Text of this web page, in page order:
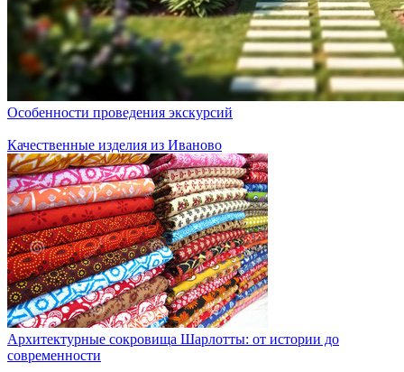
Особенности проведения экскурсий
Качественные изделия из Иваново
Архитектурные сокровища Шарлотты: от истории до
современности